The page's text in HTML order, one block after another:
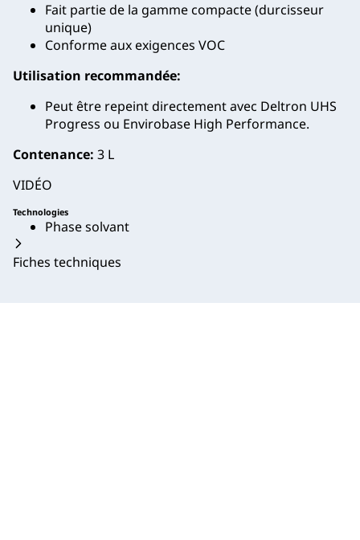
Fait partie de la gamme compacte (durcisseur
unique)
Conforme aux exigences VOC
Utilisation recommandée:
Peut être repeint directement avec Deltron UHS
Progress ou Envirobase High Performance.
Contenance: 3 L
VIDÉO
Technologies
Phase solvant
Fiches techniques